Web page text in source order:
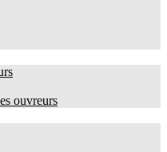
ouvreurs